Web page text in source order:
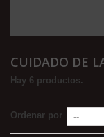
CUIDADO DE
Hay 6 productos.
Ordenar por